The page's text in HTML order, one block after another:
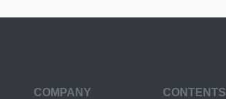
COMPANY CONTENTS